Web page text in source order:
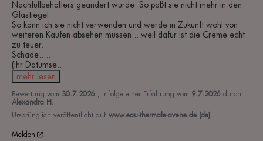
Nachfüllbehälters geändert wurde. So paßt sie nicht mehr in den
Glastiegel.
So kann ich sie nicht verwenden und werde in Zukunft wohl von
weiteren Käufen absehen müssen....weil dafür ist die Creme echt
zu teuer.
Schade.....
(Ihr Datumse
mehr lesen
Bewertung vom 30.7.2026 , infolge einer Erfahrung vom 9.7.2026 durch
Alexandra H.
Ursprünglich veröffentlicht auf www.eau-thermale-avene.de (de)
Melden